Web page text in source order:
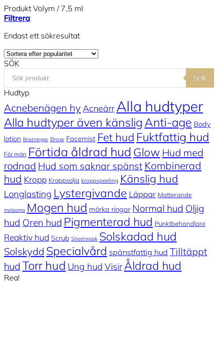
Produkt Volym /7,5 ml
Filtrera
Endast ett sökresultat
SÖK
Products
search
SÖK
Hudtyp
Acnebenägen hy Acneärr Alla hudtyper
Alla hudtyper även känsligAnti-age Body
lotion Bristningar Brow Facemist Fet hud Fuktfattig hud
För män Förtida åldrad hud Glow Hud med
rodnad Hud som saknar spänst Kombinerad
hud Kropp Kroppsolja kroppspeeling Känslig hud
Longlasting Lystergivande Läppar Matterande
melasma Mogen hud mörka ringar Normal hud Oljig
hud Oren hud Pigmenterad hud Punktbehandlare
Reaktiv hud Scrub Sheetmask Solskadad hud
Solskydd Specialvård spänstfattig hud Tilltäppt
hud Torr hud Ung hud VisirÅldrad hud
Rea!